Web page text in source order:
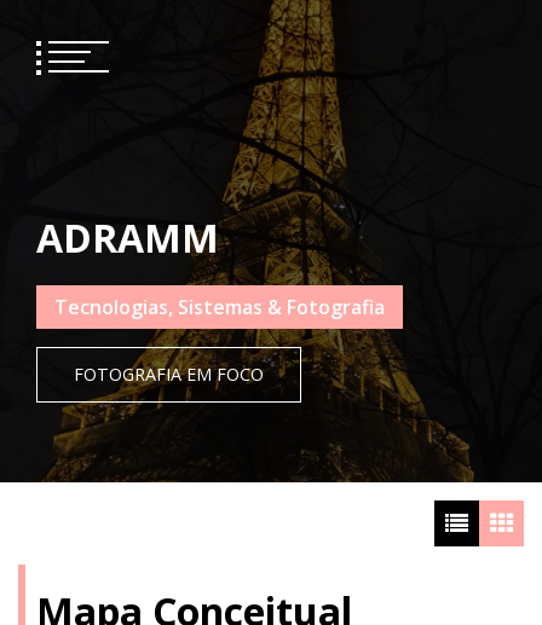
content
ADRAMM
Tecnologias, Sistemas & Fotografia
FOTOGRAFIA EM FOCO
Mapa Conceitual